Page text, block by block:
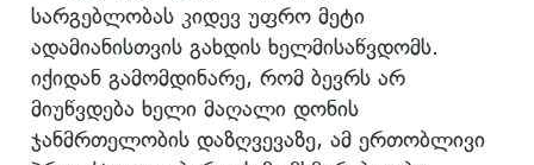
სარგებლობას კიდევ უფრო მეტი
ადამიანისთვის გახდის ხელმისაწვდომს.
იქიდან გამომდინარე, რომ ბევრს არ
მიუწვდება ხელი მაღალი დონის
ჯანმრთელობის დაზღვევაზე, ამ ერთობლივი